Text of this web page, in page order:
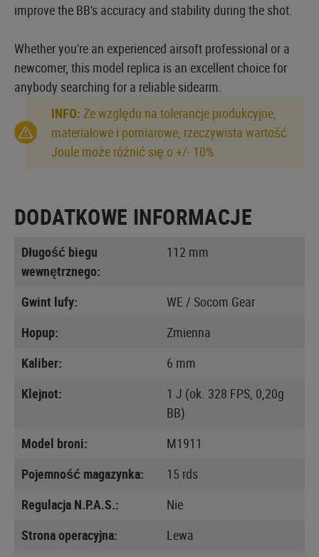
improve the BB's accuracy and stability during the shot.
Whether you're an experienced airsoft professional or a
newcomer, this model replica is an excellent choice for
anybody searching for a reliable sidearm.
INFO: Ze względu na tolerancje produkcyjne,
materiałowe i pomiarowe, rzeczywista wartość
Joule może różnić się o +/- 10%.
DODATKOWE INFORMACJE
Długość biegu
wewnętrznego:
112 mm
Gwint lufy:
WE / Socom Gear
Hopup:
Zmienna
Kaliber:
6 mm
Klejnot:
1 J (ok. 328 FPS, 0,20g
BB)
Model broni:
M1911
Pojemność magazynka:
15 rds
Regulacja N.P.A.S.:
Nie
Strona operacyjna:
Lewa